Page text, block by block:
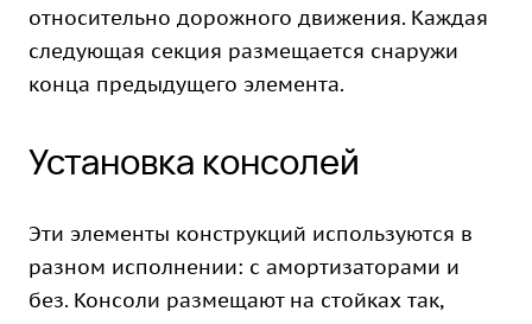
относительно дорожного движения. Каждая
следующая секция размещается снаружи
конца предыдущего элемента.
Установка консолей
Эти элементы конструкций используются в
разном исполнении: с амортизаторами и
без. Консоли размещают на стойках так,